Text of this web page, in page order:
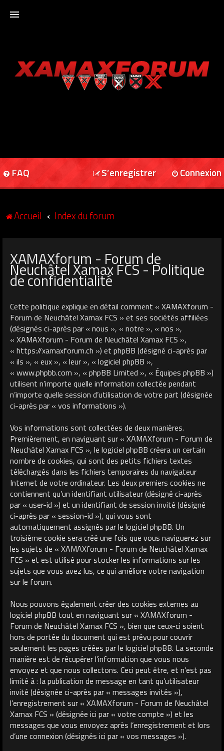
XAMAXFORUM
FAQ Connexion
S’enregistrer
Accueil Index du forum
XAMAXforum - Forum de
Neuchâtel Xamax FCS - Politique
de confidentialité
Cette politique explique en détail comment « XAMAXforum -
Forum de Neuchâtel Xamax FCS » et ses sociétés affiliées
(désignés ci-après par « nous », « notre », « nos »,
« XAMAXforum - Forum de Neuchâtel Xamax FCS »,
« https://xamaxforum.ch ») et phpBB (désigné ci-après par
« ils », « eux », « leur », « logiciel phpBB »,
« www.phpbb.com », « phpBB Limited », « Équipes phpBB »)
utilisent n’importe quelle information collectée pendant
n’importe quelle session d’utilisation de votre part (désignée
ci-après par « vos informations »).
Vos informations sont collectées de deux manières.
Premièrement, en naviguant sur « XAMAXforum - Forum de
Neuchâtel Xamax FCS », le logiciel phpBB créera un certain
nombre de cookies, qui sont des petits fichiers textes
téléchargés dans les fichiers temporaires du navigateur
Internet de votre ordinateur. Les deux premiers cookies ne
contiennent qu’un identifiant utilisateur (désigné ci-après
par « user-id ») et un identifiant de session invité (désigné
ci-après par « session-id »), qui vous sont
automatiquement assignés par le logiciel phpBB. Un
troisième cookie sera créé une fois que vous naviguerez sur
les sujets de « XAMAXforum - Forum de Neuchâtel Xamax
FCS » et est utilisé pour stocker les informations sur les
sujets que vous avez lus, ce qui améliore votre navigation
sur le forum.
Nous pouvons également créer des cookies externes au
logiciel phpBB tout en naviguant sur « XAMAXforum -
Forum de Neuchâtel Xamax FCS », bien que ceux-ci soient
hors de portée du document qui est prévu pour couvrir
seulement les pages créées par le logiciel phpBB. La seconde
manière est de récupérer l’information que vous nous
envoyez et que nous collectons. Ceci peut être, et n’est pas
limité à : la publication de message en tant qu’utilisateur
invité (désignée ci-après par « messages invités »),
l’enregistrement sur « XAMAXforum - Forum de Neuchâtel
Xamax FCS » (désignée ici par « votre compte ») et les
messages que vous envoyez après l’enregistrement et lors
d’une connexion (désignés ici par « vos messages »).